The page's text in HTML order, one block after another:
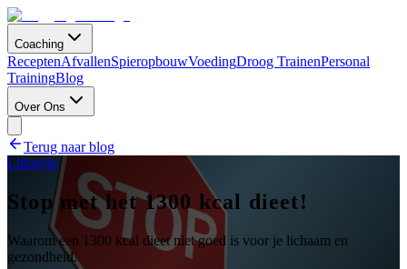
Coaching
ReceptenAfvallenSpieropbouwVoedingDroog TrainenPersonal
TrainingBlog
Over Ons
Terug naar blog
Lifestyle
Stop met het 1300 kcal dieet!
Waarom een 1300 kcal dieet niet goed is voor je lichaam en
gezondheid.